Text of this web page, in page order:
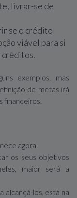
livrar-se de
se o crédito
viável para si
créditos.
exemplos, mas
de metas irá
financeiros.
agora.
os seus objetivos
maior será a
alcançá-los, está na